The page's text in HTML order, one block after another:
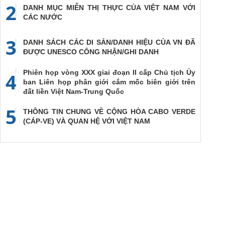
2
DANH MỤC MIỄN THỊ THỰC CỦA VIỆT NAM VỚI
CÁC NƯỚC
3
DANH SÁCH CÁC DI SẢN/DANH HIỆU CỦA VN ĐÃ
ĐƯỢC UNESCO CÔNG NHẬN/GHI DANH
4
Phiên họp vòng XXX giai đoạn II cấp Chủ tịch Ủy
ban Liên họp phân giới cắm mốc biên giới trên
đất liền Việt Nam-Trung Quốc
5
THÔNG TIN CHUNG VỀ CỘNG HÒA CABO VERDE
(CÁP-VE) VÀ QUAN HỆ VỚI VIỆT NAM